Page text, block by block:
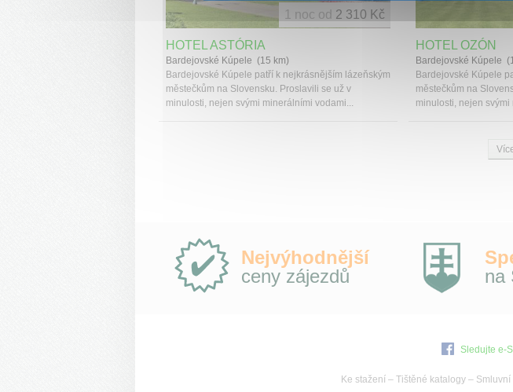
HOTEL ASTÓRIA
Bardejovské Kúpele (15 km)
Bardejovské Kúpele patří k nejkrásnějším lázeňským
městečkům na Slovensku. Proslavili se už v
minulosti, nejen svými minerálními vodami...
1 noc od 2 310 Kč
HOTEL OZÓN
Bardejovské Kúpele
Bardejovské Kúpele
městečkům na
minulosti, nejen
Proč
e-
Slovensko.cz?
Nejvýhodnější
ceny zájezdů
na
Sledujte e-
Ke stažení– Tištěné katalogy–